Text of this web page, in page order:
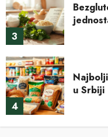
3
4
u Srbiji